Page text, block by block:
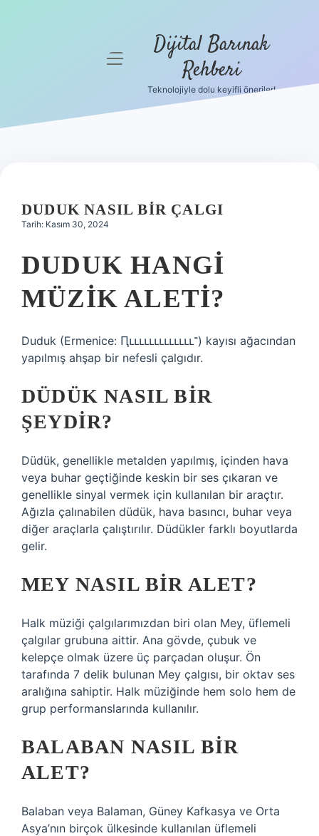
Hakkımızda
menüyü
Dijital Barınak
Rehberi
Teknolojiyle dolu keyifli öneriler!
DUDUK NASIL BIR ÇALGI
Tarih: Kasım 30, 2024
DUDUK HANGI
MÜZIK ALETI?
Duduk (Ermenice: Ԥւււււււււււււ־) kayısı ağacından
yapılmış ahşap bir nefesli çalgıdır.
DÜDÜK NASIL BIR
ŞEYDIR?
Düdük, genellikle metalden yapılmış, içinden hava
veya buhar geçtiğinde keskin bir ses çıkaran ve
genellikle sinyal vermek için kullanılan bir araçtır.
Ağızla çalınabilen düdük, hava basıncı, buhar veya
diğer araçlarla çalıştırılır. Düdükler farklı boyutlarda
gelir.
MEY NASIL BIR ALET?
Halk müziği çalgılarımızdan biri olan Mey, üflemeli
çalgılar grubuna aittir. Ana gövde, çubuk ve
kelepçe olmak üzere üç parçadan oluşur. Ön
tarafında 7 delik bulunan Mey çalgısı, bir oktav ses
aralığına sahiptir. Halk müziğinde hem solo hem de
grup performanslarında kullanılır.
BALABAN NASIL BIR
ALET?
Balaban veya Balaman, Güney Kafkasya ve Orta
Asya’nın birçok ülkesinde kullanılan üflemeli